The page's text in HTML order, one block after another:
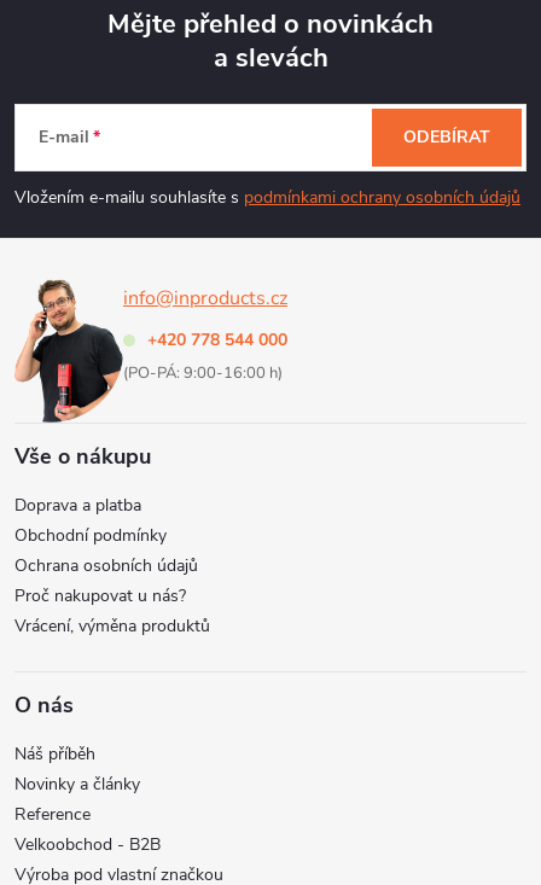
p
a
Mějte přehled o novinkách
a slevách
E-mail
Vložením e-mailu souhlasíte s podmínkami ochrany osobních údajů
ODEBÍRAT
info@inproducts.cz
+420 778 544 000
(PO-PÁ: 9:00-16:00 h)
Vše o nákupu
Doprava a platba
Obchodní podmínky
Ochrana osobních údajů
Proč nakupovat u nás?
Vrácení, výměna produktů
O nás
Náš příběh
Novinky a články
Reference
Velkoobchod - B2B
Výroba pod vlastní značkou